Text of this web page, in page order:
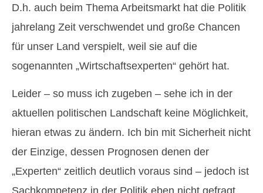
D.h. auch beim Thema Arbeitsmarkt hat die Politik
jahrelang Zeit verschwendet und große Chancen
für unser Land verspielt, weil sie auf die
sogenannten „Wirtschaftsexperten“ gehört hat.
Leider – so muss ich zugeben – sehe ich in der
aktuellen politischen Landschaft keine Möglichkeit,
hieran etwas zu ändern. Ich bin mit Sicherheit nicht
der Einzige, dessen Prognosen denen der
„Experten“ zeitlich deutlich voraus sind – jedoch ist